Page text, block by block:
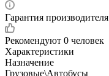
Гарантия производителя
Рекомендуют 0 человек
Характеристики
Назначение
Грузовые\Автобусы